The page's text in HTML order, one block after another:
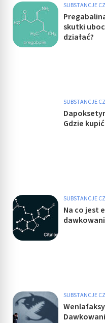
SUBSTANCJE
skutki
działać?
SUBSTANCJE
Gdzie
SUBSTANCJE
Na co jest
SUBSTANCJE